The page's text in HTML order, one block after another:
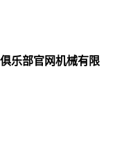
乐部官网机械有限